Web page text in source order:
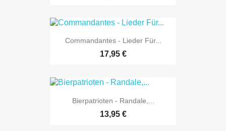
Commandantes - Lieder Für...
17,95 €
Bierpatrioten - Randale,...
13,95 €